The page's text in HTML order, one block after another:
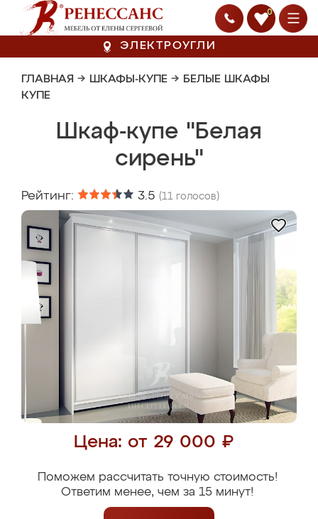
0
ЭЛЕКТРОУГЛИ
ГЛАВНАЯ → ШКАФЫ-КУПЕ → БЕЛЫЕ ШКАФЫ
КУПЕ
Шкаф-купе "Белая
сирень"
Рейтинг: 3.5 (11 голосов)
Цена: от 29 000 ₽
Поможем рассчитать точную стоимость!
Ответим менее, чем за 15 минут!